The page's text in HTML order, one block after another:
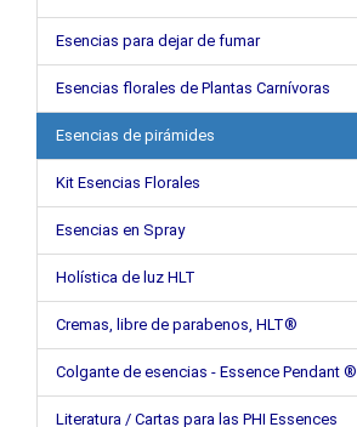
Esencias para dejar de fumar
Esencias florales de Plantas Carnívoras
Esencias de pirámides
Kit Esencias Florales
Esencias en Spray
Holística de luz HLT
Cremas, libre de parabenos, HLT®
Colgante de esencias - Essence Pendant ®
Literatura / Cartas para las PHI Essences